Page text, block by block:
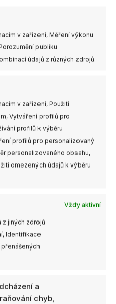
v zařízení, Měření výkonu
publiku
údajů z různých zdrojů.
v zařízení, Použití
Vytváření profilů pro
profilů k výběru
profilů pro personalizovaný
personalizovaného obsahu,
omezených údajů k výběru
Vždy aktivní
z jiných zdrojů
Identifikace
a
chyb,
Kč
Kč
Dostupnost: Skladem
více než 4ks
BETAFPV 5.8g VTX